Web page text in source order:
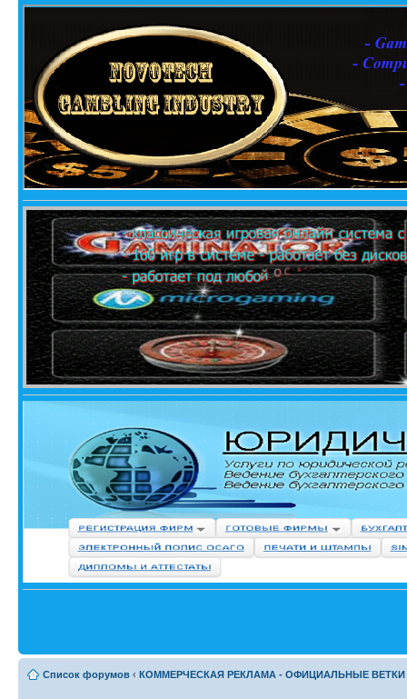
Список форумов ‹ КОММЕРЧЕСКАЯ РЕКЛАМА - ОФИЦИАЛЬНЫЕ